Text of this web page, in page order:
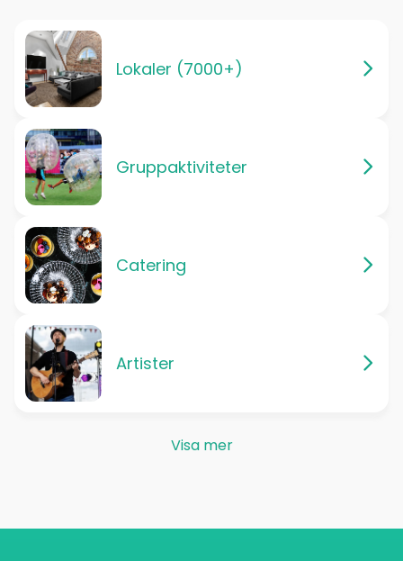
Lokaler (7000+)
Gruppaktiviteter
Catering
Artister
Visa mer